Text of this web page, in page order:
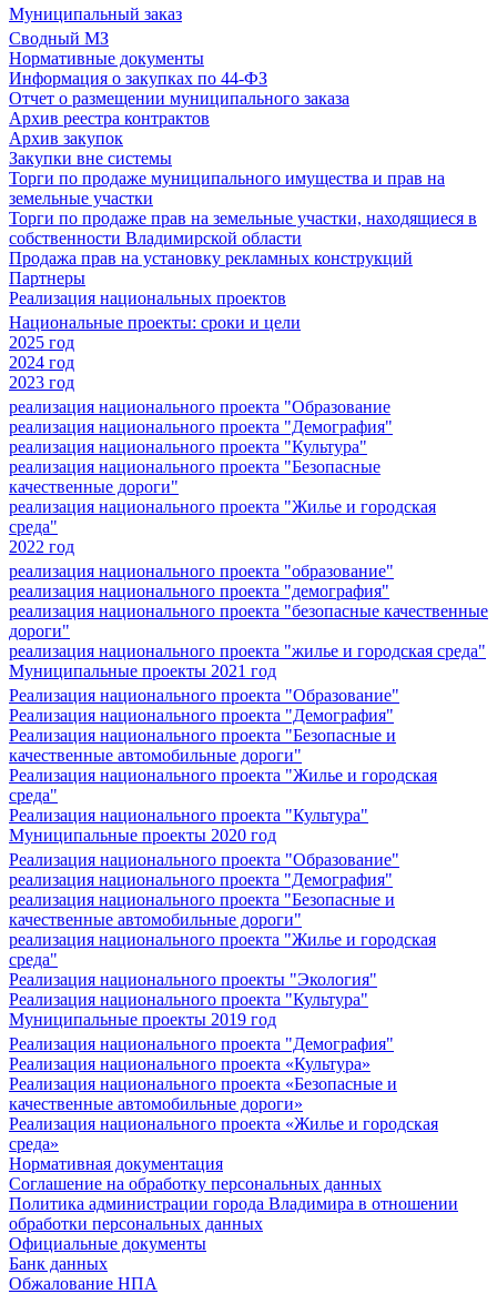
Муниципальный заказ
Сводный МЗ
Нормативные документы
Информация о закупках по 44-ФЗ
Отчет о размещении муниципального заказа
Архив реестра контрактов
Архив закупок
Закупки вне системы
Торги по продаже муниципального имущества и прав на
земельные участки
Торги по продаже прав на земельные участки, находящиеся в
собственности Владимирской области
Продажа прав на установку рекламных конструкций
Партнеры
Реализация национальных проектов
Национальные проекты: сроки и цели
2025 год
2024 год
2023 год
реализация национального проекта "Образование
реализация национального проекта "Демография"
реализация национального проекта "Культура"
реализация национального проекта "Безопасные
качественные дороги"
реализация национального проекта "Жилье и городская
среда"
2022 год
реализация национального проекта "образование"
реализация национального проекта "демография"
реализация национального проекта "безопасные качественные
дороги"
реализация национального проекта "жилье и городская среда"
Муниципальные проекты 2021 год
Реализация национального проекта "Образование"
Реализация национального проекта "Демография"
Реализация национального проекта "Безопасные и
качественные автомобильные дороги"
Реализация национального проекта "Жилье и городская
среда"
Реализация национального проекта "Культура"
Муниципальные проекты 2020 год
Реализация национального проекта "Образование"
реализация национального проекта "Демография"
реализация национального проекта "Безопасные и
качественные автомобильные дороги"
реализация национального проекта "Жилье и городская
среда"
Реализация национального проекты "Экология"
Реализация национального проекта "Культура"
Муниципальные проекты 2019 год
Реализация национального проекта "Демография"
Реализация национального проекта «Культура»
Реализация национального проекта «Безопасные и
качественные автомобильные дороги»
Реализация национального проекта «Жилье и городская
среда»
Нормативная документация
Соглашение на обработку персональных данных
Политика администрации города Владимира в отношении
обработки персональных данных
Официальные документы
Банк данных
Обжалование НПА